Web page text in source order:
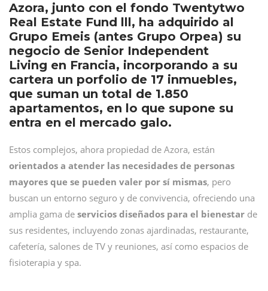
Azora, junto con el fondo Twentytwo
Real Estate Fund lll, ha adquirido al
Grupo Emeis (antes Grupo Orpea) su
negocio de Senior Independent
Living en Francia, incorporando a su
cartera un porfolio de 17 inmuebles,
que suman un total de 1.850
apartamentos, en lo que supone su
entra en el mercado galo.
Estos complejos, ahora propiedad de Azora, están
orientados a atender las necesidades de personas
mayores que se pueden valer por sí mismas, pero
buscan un entorno seguro y de convivencia, ofreciendo una
amplia gama de servicios diseñados para el bienestar de
sus residentes, incluyendo zonas ajardinadas, restaurante,
cafetería, salones de TV y reuniones, así como espacios de
fisioterapia y spa.